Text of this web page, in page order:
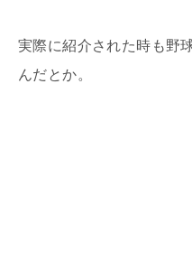
実際に紹介された時も野
んだとか。